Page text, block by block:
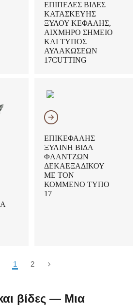
ΕΠΊΠΕΔΕΣ ΒΊΔΕΣ
ΚΑΤΑΣΚΕΥΉΣ
ΞΎΛΟΥ ΚΕΦΑΛΉΣ,
ΑΙΧΜΗΡΌ ΣΗΜΕΊΟ
ΚΑΙ ΤΎΠΟΣ
ΑΥΛΑΚΏΣΕΩΝ
17CUTTING
𐃔
ΕΠΙΚΕΦΑΛΉΣ
ΞΎΛΙΝΗ ΒΊΔΑ
ΦΛΑΝΤΖΏΝ
ΔΕΚΑΕΞΑΔΙΚΟΎ
ΜΕ ΤΟΝ
ΚΟΜΜΈΝΟ ΤΎΠΟ
17
1 2
βίδες — Μια